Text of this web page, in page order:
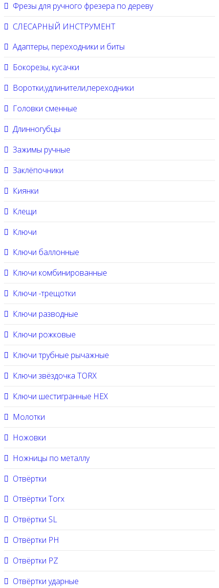
Фрезы для ручного фрезера по дереву
СЛЕСАРНЫЙ ИНСТРУМЕНТ
Адаптеры, переходники и биты
Бокорезы, кусачки
Воротки,удлинители,переходники
Головки сменные
Длинногубцы
Зажимы ручные
Заклёпочники
Киянки
Клещи
Ключи
Ключи баллонные
Ключи комбинированные
Ключи -трещотки
Ключи разводные
Ключи рожковые
Ключи трубные рычажные
Ключи звёздочка TORX
Ключи шестигранные HEX
Молотки
Ножовки
Ножницы по металлу
Отвёртки
Отвёртки Torx
Отвёртки SL
Отвёртки PH
Отвёртки PZ
Отвёртки ударные